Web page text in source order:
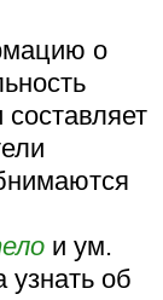
о
и ум.
об